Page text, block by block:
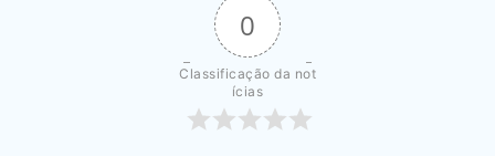
0
Classificação da not
ícias